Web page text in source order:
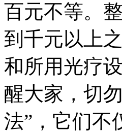
百元不等。
到千元以上
和所用光疗
醒大家，切
法”，它们不